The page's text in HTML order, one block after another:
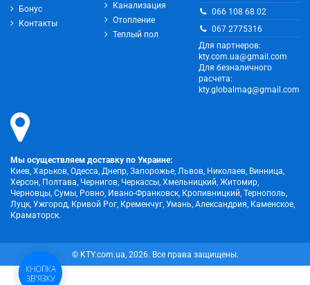
Бонус
Контакты
Канализация
Отопление
Теплый пол
066 108 68 02
067 2775316
Для партнеров:
kty.com.ua@gmail.com
Для безналичного
расчета:
kty.globalmag@gmail.com
Мы осуществляем доставку по Украине:
Киев, Харьков, Одесса, Днепр, Запорожье, Львов, Николаев, Винница,
Херсон, Полтава, Чернигов, Черкассы, Хмельницкий, Житомир,
Черновцы, Сумы, Ровно, Ивано-Франковск, Кропивницкий, Тернополь,
Луцк, Ужгород, Кривой Рог, Кременчуг, Умань, Александрия, Каменское,
Краматорск.
© KTY.com.ua, 2026. Все права защищены.
КНОПКА
ЗВ'ЯЗКУ